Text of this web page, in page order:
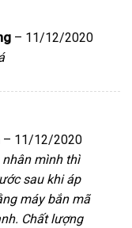
– 11/12/2020
– 11/12/2020
mình thì
sau khi áp
máy bắn mã
Chất lượng